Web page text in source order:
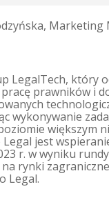
Marketing
LegalTech, który
prawników i
wykonywanie
większym
Legal jest
r. w wyniku
rynki
Legal.